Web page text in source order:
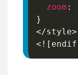
zoom :
}
</style>